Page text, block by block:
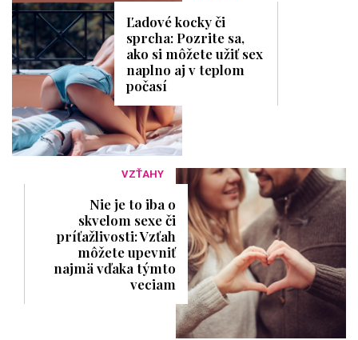
Ľadové kocky či
sprcha: Pozrite sa,
ako si môžete užiť sex
naplno aj v teplom
počasí
VZŤAHY
Nie je to iba o
skvelom sexe či
príťažlivosti: Vzťah
môžete upevniť
najmä vďaka týmto
veciam